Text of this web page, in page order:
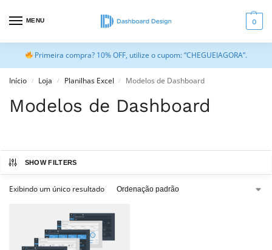
MENU 0
Primeira compra? 10% OFF, utilize o cupom: “CHEGUEIAGORA”.
Início / Loja / Planilhas Excel / Modelos de Dashboard
Modelos de Dashboard
SHOW FILTERS
Exibindo um único resultado